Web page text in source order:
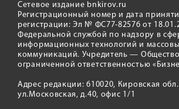
Сетевое издание bnkirov.ru
Регистрационный номер и дата
регистрации: Эл № ФС77-82576 от
Федеральной службой по надзору в
информационных технологий и
коммуникаций. Учредитель —
ограниченной ответственностью
Адрес редакции: 610020, Кировская
ул.Московская, д.40, офис 1/1